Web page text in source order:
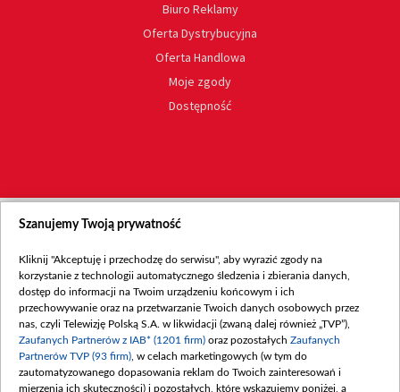
Biuro Reklamy
Oferta Dystrybucyjna
Oferta Handlowa
Moje zgody
Dostępność
Szanujemy Twoją prywatność
Kliknij "Akceptuję i przechodzę do serwisu", aby wyrazić zgody na
korzystanie z technologii automatycznego śledzenia i zbierania danych,
dostęp do informacji na Twoim urządzeniu końcowym i ich
przechowywanie oraz na przetwarzanie Twoich danych osobowych przez
nas, czyli Telewizję Polską S.A. w likwidacji (zwaną dalej również „TVP”),
Zaufanych Partnerów z IAB* (1201 firm) oraz pozostałych Zaufanych
Partnerów TVP (93 firm) , w celach marketingowych (w tym do
zautomatyzowanego dopasowania reklam do Twoich zainteresowań i
mierzenia ich skuteczności) i pozostałych, które wskazujemy poniżej, a